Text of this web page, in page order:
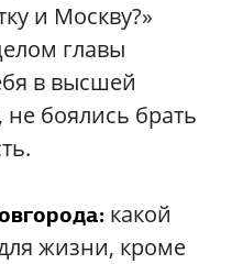
и Москву?»
главы
в высшей
не боялись брать
какой
жизни, кроме